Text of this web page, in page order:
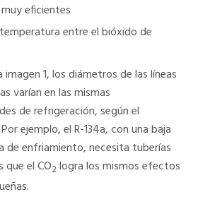
eficientes
entre el bióxido de
1, los diámetros de las líneas
varían en las mismas
de refrigeración, según el
ejemplo, el R-134a, con una baja
de enfriamiento, necesita tuberías
el CO2logra los mismos efectos